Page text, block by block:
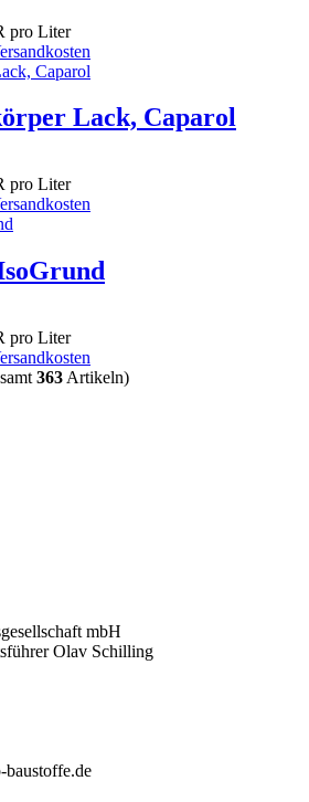
pro Liter
Lack, Caparol
pro Liter
pro Liter
363 Artikeln)
mbH
Olav Schilling